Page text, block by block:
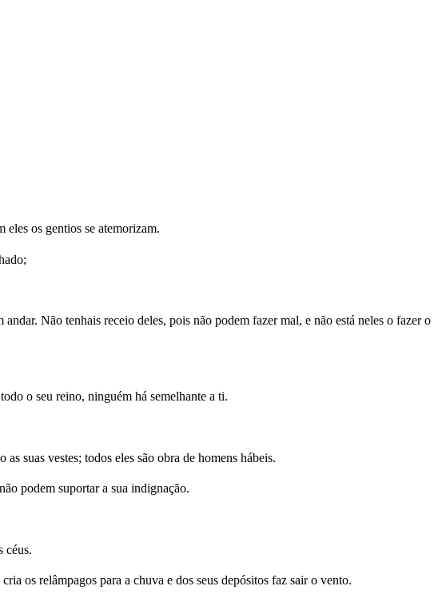
os gentios se atemorizam.
Não tenhais receio deles, pois não podem fazer mal, e não está neles o fazer o
o seu reino, ninguém há semelhante a ti.
suas vestes; todos eles são obra de homens hábeis.
podem suportar a sua indignação.
céus.
os relâmpagos para a chuva e dos seus depósitos faz sair o vento.